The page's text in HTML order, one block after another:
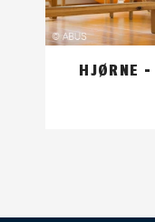
HJØRNE -